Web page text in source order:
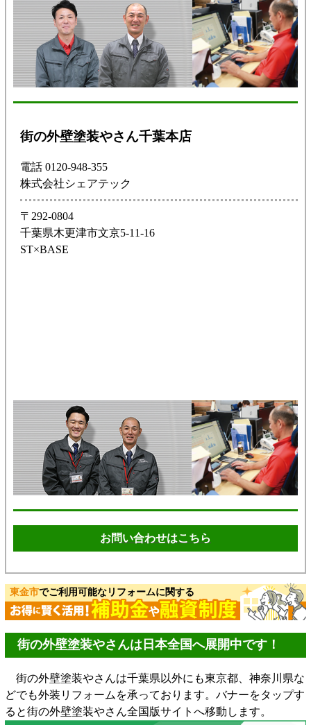
街の外壁塗装やさん千葉本店
電話 0120-948-355
株式会社シェアテック
〒292-0804
千葉県木更津市文京5-11-16
ST×BASE
お問い合わせはこちら
東金市でご利用可能なリフォームに関する
街の外壁塗装やさんは日本全国へ展開中です！
街の外壁塗装やさんは千葉県以外にも東京都、神奈川県な
どでも外装リフォームを承っております。バナーをタップす
ると街の外壁塗装やさん全国版サイトへ移動します。